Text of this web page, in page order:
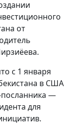
от
с 1 января
в США
посланника —
для